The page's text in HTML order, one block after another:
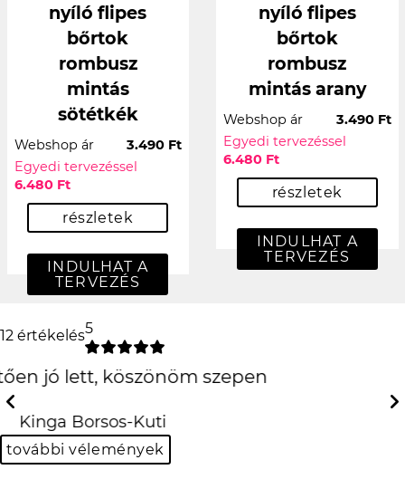
nyíló flipes
bőrtok
rombusz
mintás
sötétkék
Webshop ár
3.490 Ft
Egyedi tervezéssel
6.480 Ft
részletek
INDULHAT A
TERVEZÉS
nyíló flipes
bőrtok
rombusz
mintás arany
Webshop ár
3.490 Ft
Egyedi tervezéssel
6.480 Ft
részletek
INDULHAT A
TERVEZÉS
12 értékelés5
Csak is az iPhone!
Hanna Fehér
Previous
további vélemények